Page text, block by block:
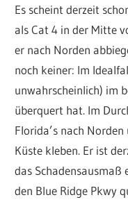
Es scheint derzeit
als Cat 4 in der Mitte
er nach Norden
noch keiner: Im
unwahrscheinlich) im
überquert hat. Im
Florida’s nach
Küste kleben. Er ist
das Schadensausmaß
den Blue Ridge Pkwy